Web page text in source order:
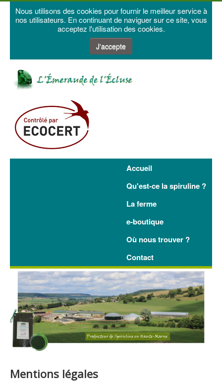
Nous utilisons des cookies pour fournir le meilleur service à
nos utilisateurs. En continuant de naviguer sur ce site, vous
acceptez l'utilisation des cookies.
J'accepte
Accueil
Qu'est-ce la spiruline ?
La ferme
e-boutique
Où nous trouver ?
Contact
Mentions légales